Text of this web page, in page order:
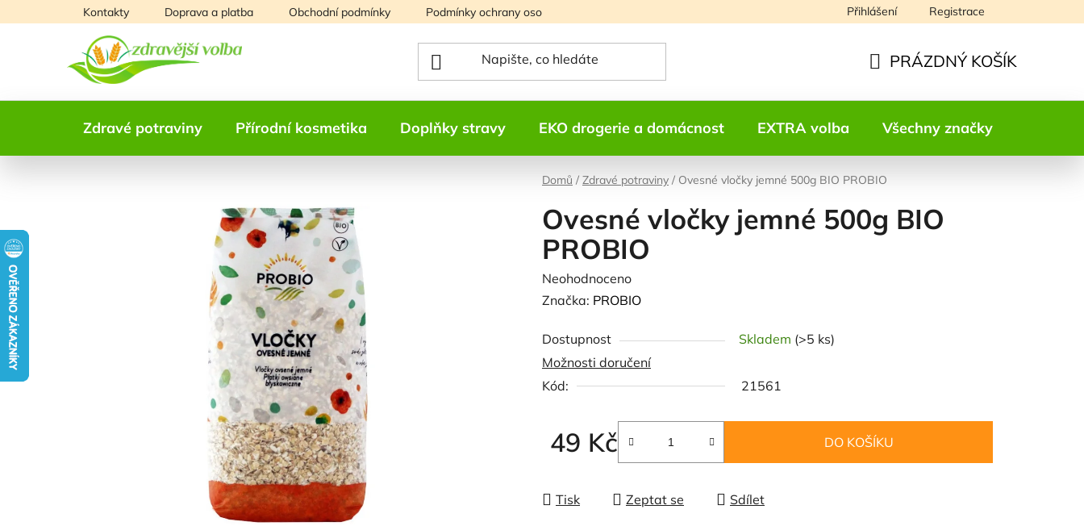
na
Kontakty Doprava a platba Obchodní podmínky Podmínky ochrany osobních údajů Přihlášení Registrace
KOŠÍK
PRÁZDNÝ KOŠÍK
Zdravé potraviny Přírodní kosmetika Doplňky stravy EKO drogerie a domácnost EXTRA volba Všechny značky
Domů / Zdravé potraviny / Ovesné vločky jemné 500g BIO PROBIO
Ovesné vločky jemné 500g BIO
PROBIO
Průměrné
hodnocení
je
0,0
z
hvězdiček.
Neohodnoceno
Značka: PROBIO
Dostupnost Skladem (>5 ks)
Možnosti doručení
Kód:
21561
49 Kč
Měrná cena:
DO KOŠÍKU
Tisk Zeptat se Sdílet